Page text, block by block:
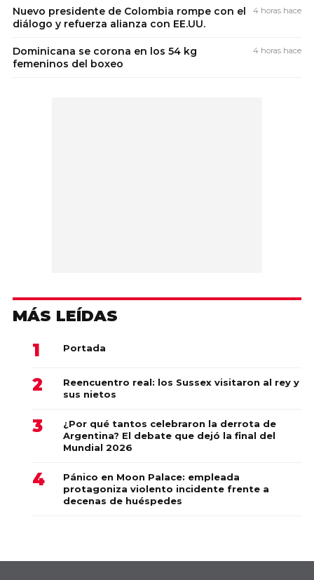
Nuevo presidente de Colombia rompe con el
diálogo y refuerza alianza con EE.UU.
4 horas hace
Dominicana se corona en los 54 kg
femeninos del boxeo
4 horas hace
MÁS LEÍDAS
Portada
Reencuentro real: los Sussex visitaron al rey y
sus nietos
¿Por qué tantos celebraron la derrota de
Argentina? El debate que dejó la final del
Mundial 2026
Pánico en Moon Palace: empleada
protagoniza violento incidente frente a
decenas de huéspedes